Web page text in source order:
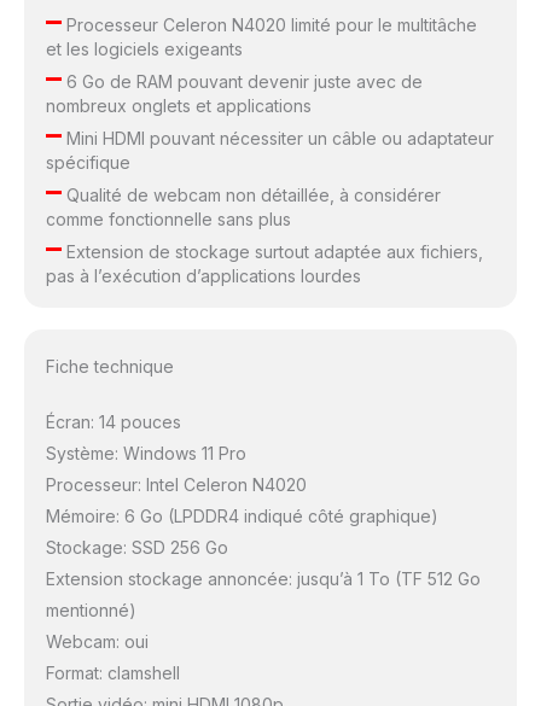
–Processeur Celeron N4020 limité pour le multitâche
et les logiciels exigeants
–6 Go de RAM pouvant devenir juste avec de
nombreux onglets et applications
–Mini HDMI pouvant nécessiter un câble ou adaptateur
spécifique
–Qualité de webcam non détaillée, à considérer
comme fonctionnelle sans plus
–Extension de stockage surtout adaptée aux fichiers,
pas à l’exécution d’applications lourdes
Fiche technique
Écran: 14 pouces
Système: Windows 11 Pro
Processeur: Intel Celeron N4020
Mémoire: 6 Go (LPDDR4 indiqué côté graphique)
Stockage: SSD 256 Go
Extension stockage annoncée: jusqu’à 1 To (TF 512 Go
mentionné)
Webcam: oui
Format: clamshell